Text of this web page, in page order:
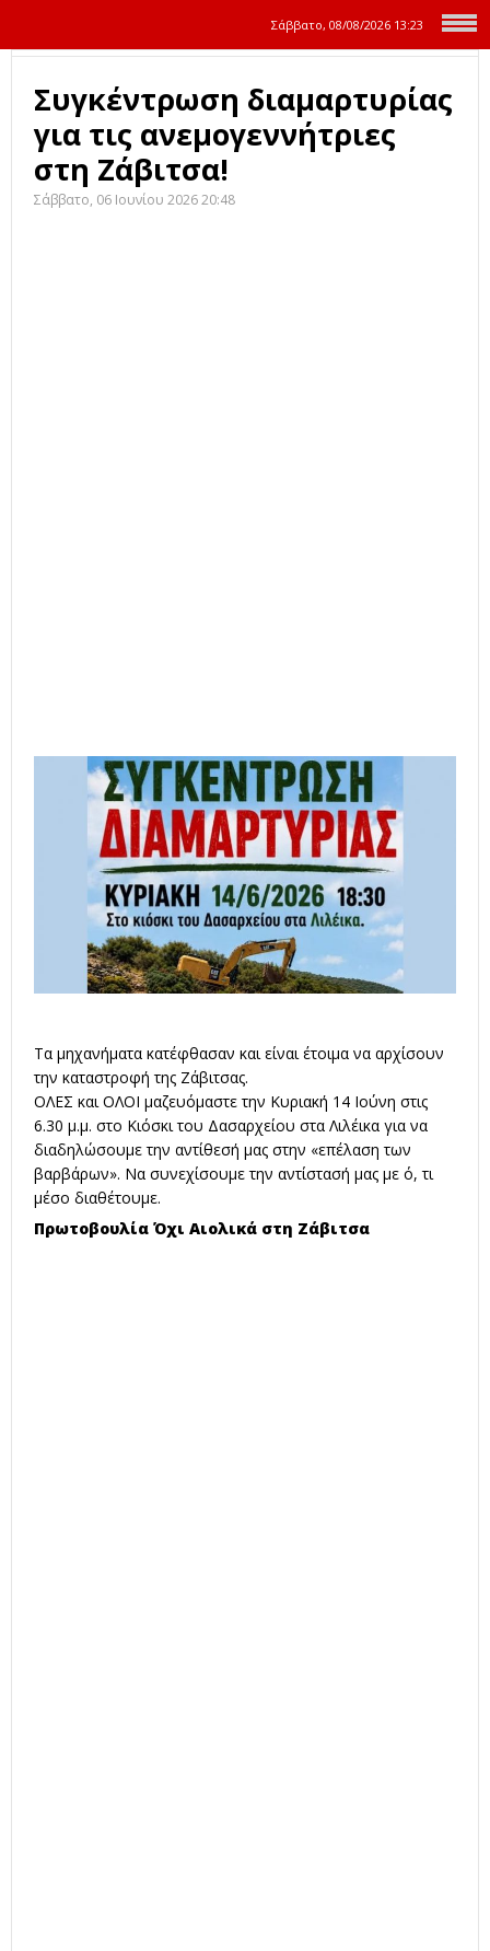
Σάββατο, 08/08/2026 13:23
Συγκέντρωση διαμαρτυρίας
για τις ανεμογεννήτριες
στη Ζάβιτσα!
Σάββατο, 06 Ιουνίου 2026 20:48
Τα μηχανήματα κατέφθασαν και είναι έτοιμα να αρχίσουν
την καταστροφή της Ζάβιτσας.
ΟΛΕΣ και ΟΛΟΙ μαζευόμαστε την Κυριακή 14 Ιούνη στις
6.30 μ.μ. στο Κιόσκι του Δασαρχείου στα Λιλέικα για να
διαδηλώσουμε την αντίθεσή μας στην «επέλαση των
βαρβάρων». Να συνεχίσουμε την αντίστασή μας με ό, τι
μέσο διαθέτουμε.
Πρωτοβουλία Όχι Αιολικά στη Ζάβιτσα